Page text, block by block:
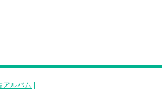
アルバム